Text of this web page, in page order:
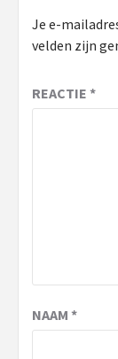
Je e-
velden zijn
REACTIE *
NAAM *